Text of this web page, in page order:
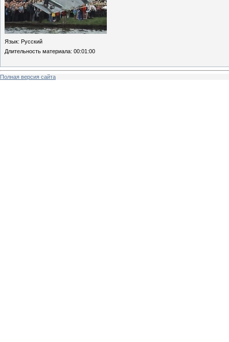
Язык: Русский
Длительность материала: 00:01:00
Полная версия сайта